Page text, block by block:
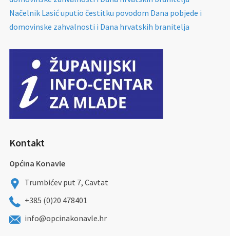
Načelnik Lasić uputio čestitku povodom Dana pobjede i
domovinske zahvalnosti i Dana hrvatskih branitelja
Kontakt
Općina Konavle
Trumbićev put 7, Cavtat
+385 (0)20 478401
info@opcinakonavle.hr